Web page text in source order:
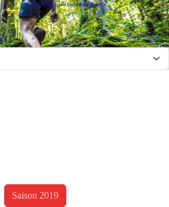
Stade Valeriquais Endurance Running
Saison 2019